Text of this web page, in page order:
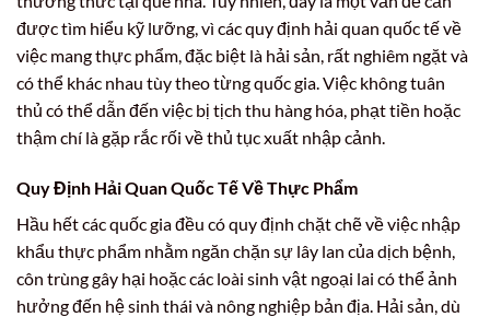
được tìm hiểu kỹ lưỡng, vì các quy định hải quan quốc tế về
việc mang thực phẩm, đặc biệt là hải sản, rất nghiêm ngặt và
có thể khác nhau tùy theo từng quốc gia. Việc không tuân
thủ có thể dẫn đến việc bị tịch thu hàng hóa, phạt tiền hoặc
thậm chí là gặp rắc rối về thủ tục xuất nhập cảnh.
Quy Định Hải Quan Quốc Tế Về Thực Phẩm
Hầu hết các quốc gia đều có quy định chặt chẽ về việc nhập
khẩu thực phẩm nhằm ngăn chặn sự lây lan của dịch bệnh,
côn trùng gây hại hoặc các loài sinh vật ngoại lai có thể ảnh
hưởng đến hệ sinh thái và nông nghiệp bản địa. Hải sản, dù